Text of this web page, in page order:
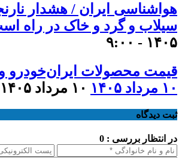
هواشناسی ایران / هشدار
سیلاب و گرد و خاک در راه
۱۴۰۵ - ۹:۰۰
قیمت محصولات ایران‌خودرو و
۱۰ مرداد ۱۴۰۵
۱۰ مرداد ۱۴۰۵ - ۱۱:۴۵
ثبت دیدگاه
در انتظار بررسی : 0